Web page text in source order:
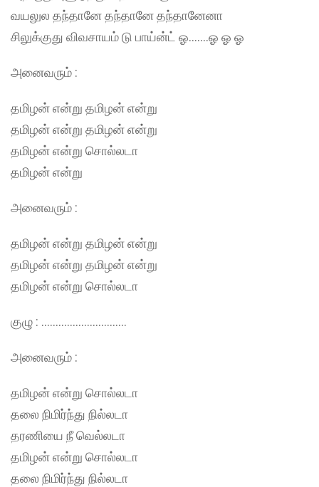
வயலுல தந்தானே தந்தானே தந்தானேனா
சிலுக்குது விவசாயம் டு பாய்ன்ட் ஓ…….ஓ ஓ ஓ
அனைவரும் :
தமிழன் என்று தமிழன் என்று
தமிழன் என்று தமிழன் என்று
தமிழன் என்று சொல்லடா
தமிழன் என்று
அனைவரும் :
தமிழன் என்று தமிழன் என்று
தமிழன் என்று தமிழன் என்று
தமிழன் என்று சொல்லடா
குழு : …………………………
அனைவரும் :
தமிழன் என்று சொல்லடா
தலை நிமிர்ந்து நில்லடா
தரணியை நீ வெல்லடா
தமிழன் என்று சொல்லடா
தலை நிமிர்ந்து நில்லடா